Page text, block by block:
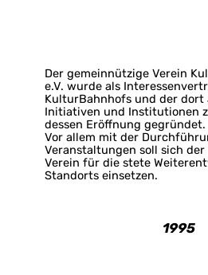
Der gemeinnützige Verein
e.V. wurde als
KulturBahnhofs und der dort
Initiativen und Institutionen
dessen Eröffnung gegründet.
Vor allem mit der
Veranstaltungen soll sich
Verein für die stete
Standorts einsetzen.
1995